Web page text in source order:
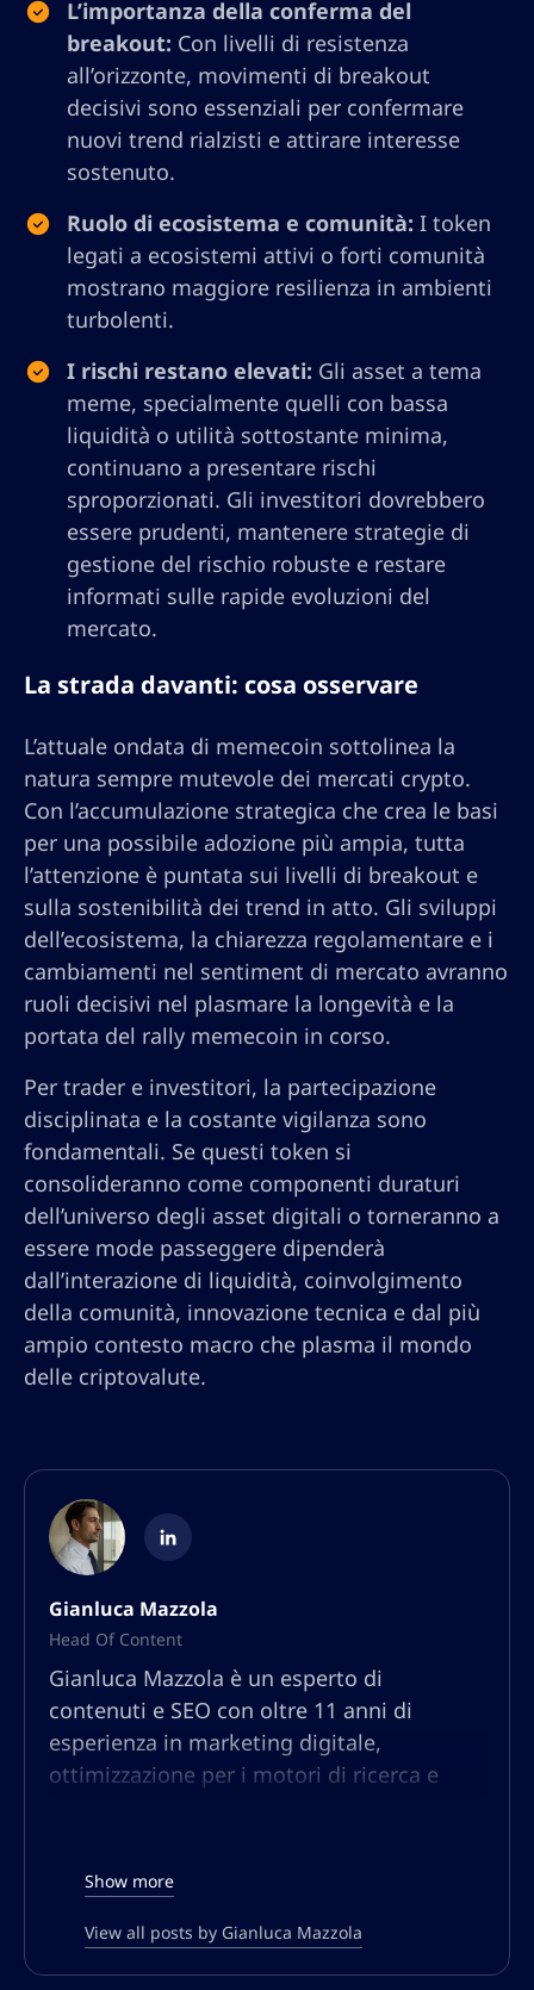
L’importanza della conferma del
breakout: Con livelli di resistenza
all’orizzonte, movimenti di breakout
decisivi sono essenziali per confermare
nuovi trend rialzisti e attirare interesse
sostenuto.
Ruolo di ecosistema e comunità: I token
legati a ecosistemi attivi o forti comunità
mostrano maggiore resilienza in ambienti
turbolenti.
I rischi restano elevati: Gli asset a tema
meme, specialmente quelli con bassa
liquidità o utilità sottostante minima,
continuano a presentare rischi
sproporzionati. Gli investitori dovrebbero
essere prudenti, mantenere strategie di
gestione del rischio robuste e restare
informati sulle rapide evoluzioni del
mercato.
La strada davanti: cosa osservare
L’attuale ondata di memecoin sottolinea la
natura sempre mutevole dei mercati crypto.
Con l’accumulazione strategica che crea le basi
per una possibile adozione più ampia, tutta
l’attenzione è puntata sui livelli di breakout e
sulla sostenibilità dei trend in atto. Gli sviluppi
dell’ecosistema, la chiarezza regolamentare e i
cambiamenti nel sentiment di mercato avranno
ruoli decisivi nel plasmare la longevità e la
portata del rally memecoin in corso.
Per trader e investitori, la partecipazione
disciplinata e la costante vigilanza sono
fondamentali. Se questi token si
consolideranno come componenti duraturi
dell’universo degli asset digitali o torneranno a
essere mode passeggere dipenderà
dall’interazione di liquidità, coinvolgimento
della comunità, innovazione tecnica e dal più
ampio contesto macro che plasma il mondo
delle criptovalute.
Gianluca Mazzola
Head Of Content
Gianluca Mazzola è un esperto di
contenuti e SEO con oltre 11 anni di
esperienza in marketing digitale,
ottimizzazione per i motori di ricerca e
globali, startup e aziende di e-commerce,
aiutandoli a dominare i risultati di ricerca
e a generare traffico organico attraverso
strategie di content marketing basate sui
Show more
View all posts by Gianluca Mazzola